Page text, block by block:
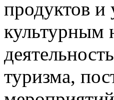
продуктов и
культурным
туризма,